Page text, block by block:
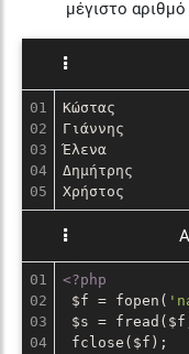
μέγιστο
01
02
03
04
Κώστας
Γιάννης
Έλενα
Δημήτρης
Χρήστος
01
02
03
04
<?php
$f = fopen(
$s =
fclose($f);